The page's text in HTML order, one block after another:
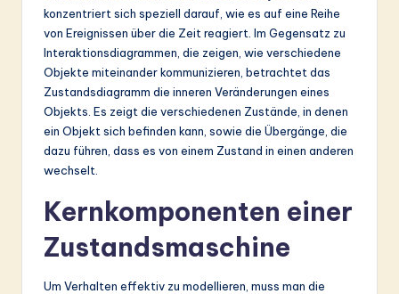
konzentriert sich speziell darauf, wie es auf eine Reihe
von Ereignissen über die Zeit reagiert. Im Gegensatz zu
Interaktionsdiagrammen, die zeigen, wie verschiedene
Objekte miteinander kommunizieren, betrachtet das
Zustandsdiagramm die inneren Veränderungen eines
Objekts. Es zeigt die verschiedenen Zustände, in denen
ein Objekt sich befinden kann, sowie die Übergänge, die
dazu führen, dass es von einem Zustand in einen anderen
wechselt.
Kernkomponenten einer
Zustandsmaschine
Um Verhalten effektiv zu modellieren, muss man die